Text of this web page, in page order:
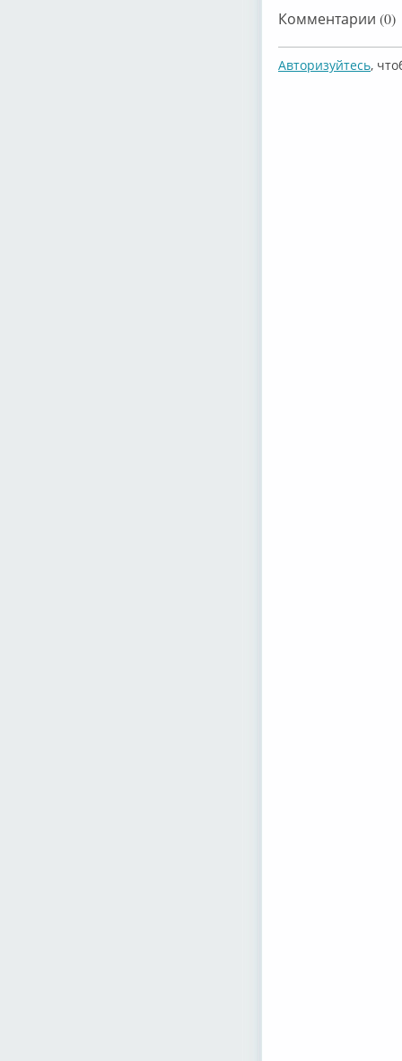
Комментарии (0)
Авторизуйтесь,